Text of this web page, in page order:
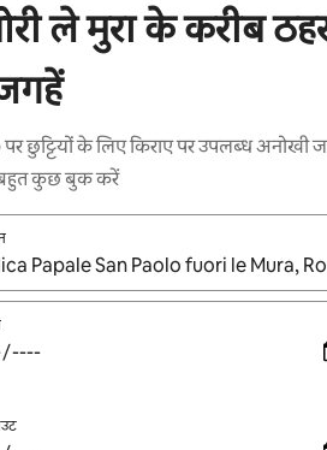
ले मुरा के करीब
छुट्टियों के लिए किराए पर उपलब्ध अनोखी
कुछ बुक करें
के उपलब्ध होने पर, अप और डाउन 'ऐरो की' का